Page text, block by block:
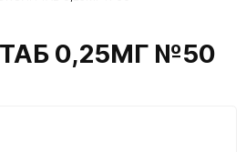
0,25МГ №50